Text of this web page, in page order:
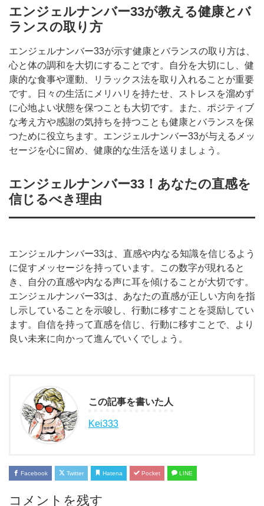
エンジェルナンバー33が教える健康とバ
ランスの取り方
エンジェルナンバー33が示す健康とバランスの取り方は、
心と体の調和を大切にすることです。自分を大切にし、健
康的な食事や運動、リラックス法を取り入れることが重要
です。日々の生活にメリハリを持たせ、ストレスを溜めず
に心地よい状態を保つことも大切です。また、ポジティブ
な考え方や感謝の気持ちを持つことも健康とバランスを保
つために役立ちます。エンジェルナンバー33が与えるメッ
セージを心に留め、健康的な生活を送りましょう。
エンジェルナンバー33！あなたの直感を
信じるべき理由
エンジェルナンバー33は、直感や内なる知識を信じるよう
に促すメッセージを持っています。この数字が現れると
き、自分の直感や内なる声に耳を傾けることが大切です。
エンジェルナンバー33は、あなたの直感が正しい方向を指
し示していることを示唆し、行動に移すことを奨励してい
ます。自信を持って直感を信じ、行動に移すことで、より
良い未来に向かって進んでいくでしょう。
この記事を書いた人
Kei333
Facebook Twitter Hatena Pocket LINE
コメントを残す